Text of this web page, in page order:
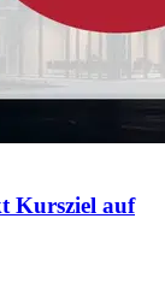
Kursziel auf